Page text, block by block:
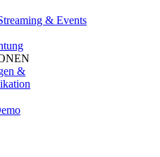
& Events
&